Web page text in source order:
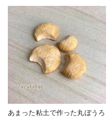
めに色付けをして いくつか作
ってみました⭐︎ #粘土 #デコパ
ーツ #和菓子
あまった粘土で作った丸ぼうろ